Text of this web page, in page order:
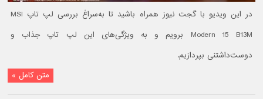
در این ویدیو با گجت نیوز همراه باشید تا به‌سراغ بررسی لپ تاپ MSI
Modern 15 B13M برویم و به ویژگی‌های این لپ تاپ جذاب و
دوست‌داشتنی بپردازیم.
متن کامل »